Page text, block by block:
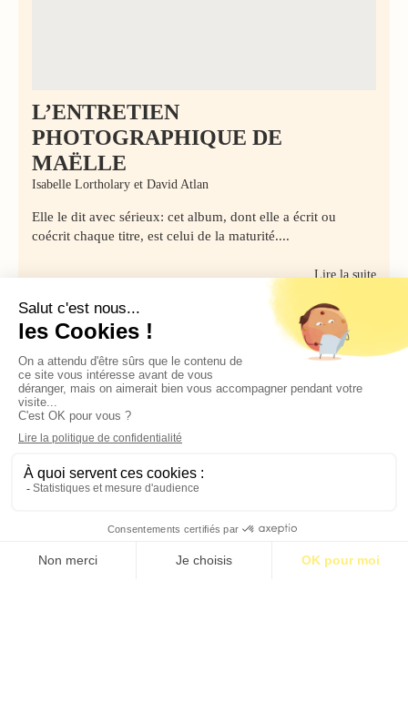
L’ENTRETIEN
PHOTOGRAPHIQUE DE
MAËLLE
Isabelle Lortholary et David Atlan
Elle le dit avec sérieux: cet album, dont elle a écrit ou
coécrit chaque titre, est celui de la maturité....
Lire la suite
Contact Qui sommes-nous ?
2026 © BASTILLE MEDIA |Mentions légales |Politique de confidentialité
S’abonner pour 1€ S’abonner